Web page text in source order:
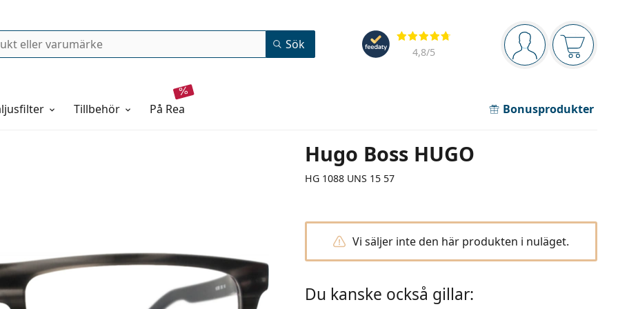
Navigeringsmeny
Du är inloggad
Recensioner
4,8/5
Sök
Tillbehör på rea Bonusprodukter
Hugo Boss HUGO
HG 1088 UNS 15 57
Vi säljer inte den här produkten i nuläget.
Du kanske också gillar: